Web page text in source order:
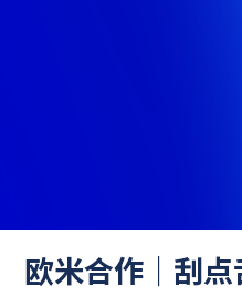
欧米合作｜刮点